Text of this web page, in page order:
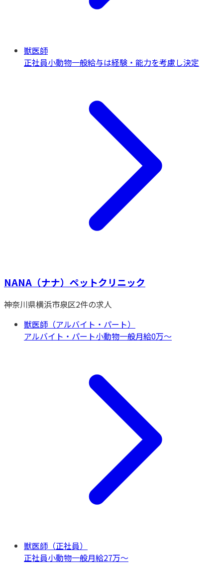
獣医師
正社員小動物一般給与は経験・能力を考慮し決定
NANA（ナナ）ペットクリニック
神奈川県横浜市泉区2件の求人
獣医師（アルバイト・パート）
アルバイト・パート小動物一般月給0万〜
獣医師（正社員）
正社員小動物一般月給27万〜